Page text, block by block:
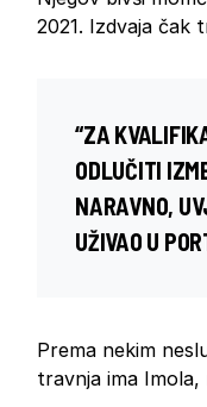
2021. Izdvaja čak
“ZA
ODLUČITI
NARAVNO,
UŽIVAO U
Prema nekim
travnja ima